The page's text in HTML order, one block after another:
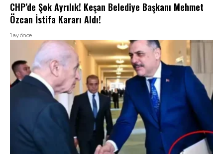
CHP’de Şok Ayrılık! Keşan Belediye Başkanı Mehmet
Özcan İstifa Kararı Aldı!
1 ay önce